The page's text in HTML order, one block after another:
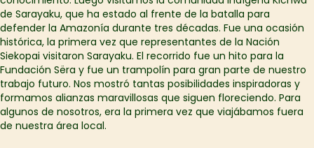
de Sarayaku, que ha estado al frente de la batalla para
defender la Amazonía durante tres décadas. Fue una ocasión
histórica, la primera vez que representantes de la Nación
Siekopai visitaron Sarayaku. El recorrido fue un hito para la
Fundación Sëra y fue un trampolín para gran parte de nuestro
trabajo futuro. Nos mostró tantas posibilidades inspiradoras y
formamos alianzas maravillosas que siguen floreciendo. Para
algunos de nosotros, era la primera vez que viajábamos fuera
de nuestra área local.